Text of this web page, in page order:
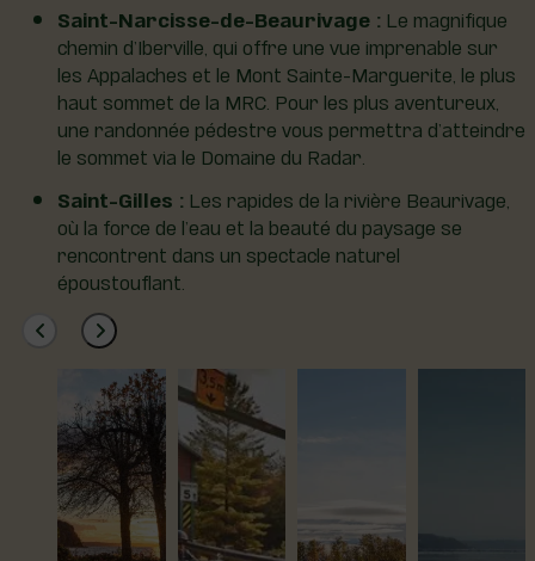
Saint-Narcisse-de-Beaurivage : Le magnifique
chemin d’Iberville, qui offre une vue imprenable sur
les Appalaches et le Mont Sainte-Marguerite, le plus
haut sommet de la MRC. Pour les plus aventureux,
une randonnée pédestre vous permettra d’atteindre
le sommet via le Domaine du Radar.
Saint-Gilles : Les rapides de la rivière Beaurivage,
où la force de l’eau et la beauté du paysage se
rencontrent dans un spectacle naturel
époustouflant.